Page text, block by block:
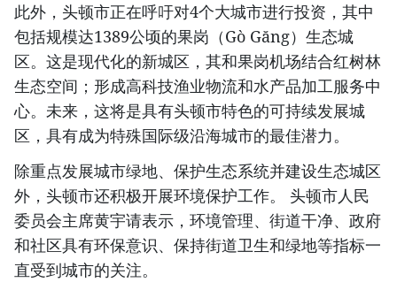
此外，头顿市正在呼吁对4个大城市进行投资，其中
包括规模达1389公顷的果岗（Gò Găng）生态城
区。这是现代化的新城区，其和果岗机场结合红树林
生态空间；形成高科技渔业物流和水产品加工服务中
心。未来，这将是具有头顿市特色的可持续发展城
区，具有成为特殊国际级沿海城市的最佳潜力。
除重点发展城市绿地、保护生态系统并建设生态城区
外，头顿市还积极开展环境保护工作。 头顿市人民
委员会主席黄宇请表示，环境管理、街道干净、政府
和社区具有环保意识、保持街道卫生和绿地等指标一
直受到城市的关注。